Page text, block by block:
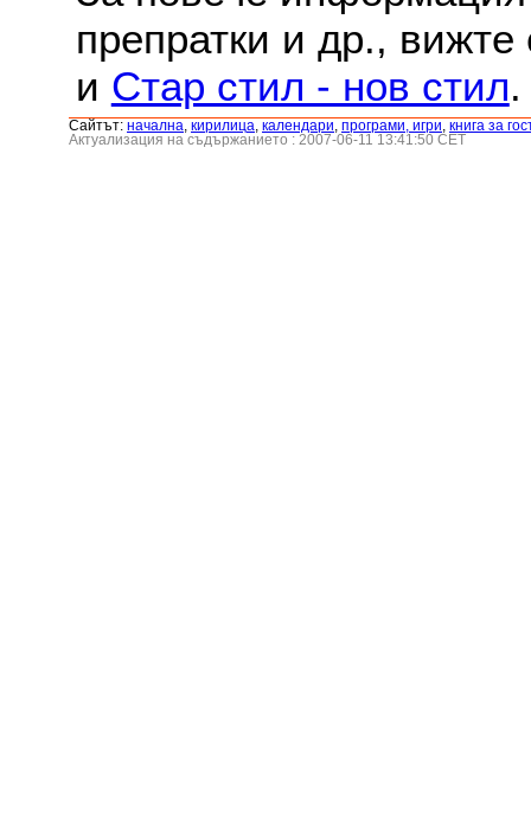
препратки и др.,
и Стар стил - нов стил.
Сайтът: началнa кирилица календари програми, игри книга за
Актуализация на съдържанието : 2007-06-11 13:41:50 CET